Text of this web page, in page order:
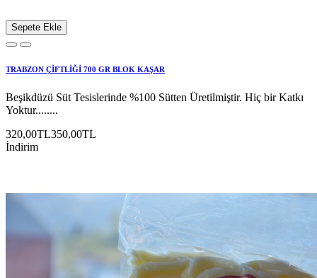
Sepete Ekle
TRABZON ÇİFTLİĞİ 700 GR BLOK KAŞAR
Beşikdüzü Süt Tesislerinde %100 Sütten Üretilmiştir. Hiç bir Katkı
Yoktur........
320,00TL350,00TL
İndirim